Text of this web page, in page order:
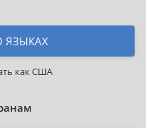
ЯЗЫКАХ
какСША